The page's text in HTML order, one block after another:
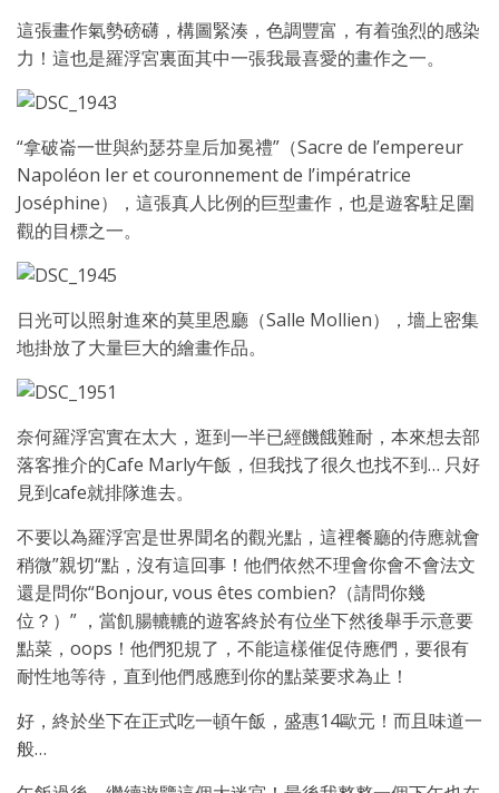
這張畫作氣勢磅礴，構圖緊湊，色調豐富，有着強烈的感染
力！這也是羅浮宮裏面其中一張我最喜愛的畫作之一。
“拿破崙一世與約瑟芬皇后加冕禮”（Sacre de l’empereur
Napoléon Ier et couronnement de l’impératrice
Joséphine），這張真人比例的巨型畫作，也是遊客駐足圍
觀的目標之一。
日光可以照射進來的莫里恩廳（Salle Mollien），墻上密集
地掛放了大量巨大的繪畫作品。
奈何羅浮宮實在太大，逛到一半已經饑餓難耐，本來想去部
落客推介的Cafe Marly午飯，但我找了很久也找不到… 只好
見到cafe就排隊進去。
不要以為羅浮宮是世界聞名的觀光點，這裡餐廳的侍應就會
稍微”親切“點，沒有這回事！他們依然不理會你會不會法文
還是問你“Bonjour, vous êtes combien?（請問你幾
位？）” ，當飢腸轆轆的遊客終於有位坐下然後舉手示意要
點菜，oops！他們犯規了，不能這樣催促侍應們，要很有
耐性地等待，直到他們感應到你的點菜要求為止！
好，終於坐下在正式吃一頓午飯，盛惠14歐元！而且味道一
般…